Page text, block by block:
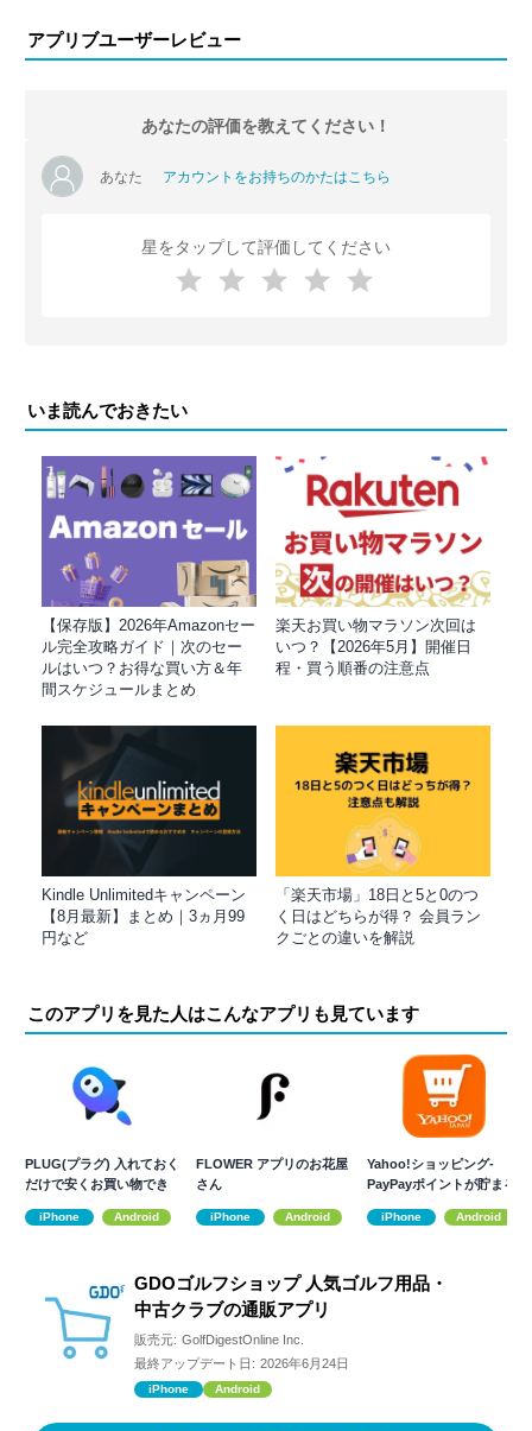
アプリブユーザーレビュー
あなたの評価を教えてください！
あなた アカウントをお持ちのかたはこちら
星をタップして評価してください
いま読んでおきたい
【保存版】2026年Amazonセー
ル完全攻略ガイド｜次のセー
ルはいつ？お得な買い方＆年
間スケジュールまとめ
楽天お買い物マラソン次回は
いつ？【2026年5月】開催日
程・買う順番の注意点
Kindle Unlimitedキャンペーン
【8月最新】まとめ｜3ヵ月99
円など
「楽天市場」18日と5と0のつ
く日はどちらが得？ 会員ラン
クごとの違いを解説
このアプリを見た人はこんなアプリも見ています
PLUG(プラグ) 入れておく
だけで安くお買い物でき
iPhone Android
FLOWER アプリのお花屋
さん
iPhone Android
Yahoo!ショッピング-
PayPayポイントが貯まる
iPhone Android
GDOゴルフショップ 人気ゴルフ用品・
中古クラブの通販アプリ
販売元: GolfDigestOnline Inc.
最終アップデート日: 2026年6月24日
iPhone Android